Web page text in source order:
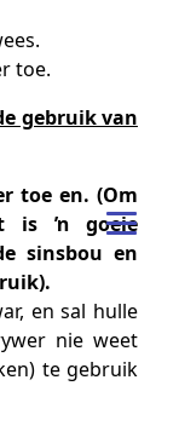
toe.
gebruik van
toe en. (Om
is ŉ goeie
sinsbou en
en sal hulle
nie weet
te gebruik